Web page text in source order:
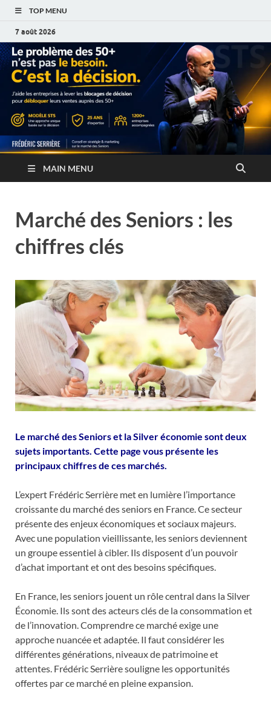
TOP MENU
7 août 2026
MAIN MENU
Marché des Seniors : les
chiffres clés
Le marché des Seniors et la Silver économie sont deux
sujets importants. Cette page vous présente les
principaux chiffres de ces marchés.
L’expert Frédéric Serrière met en lumière l’importance
croissante du marché des seniors en France. Ce secteur
présente des enjeux économiques et sociaux majeurs.
Avec une population vieillissante, les seniors deviennent
un groupe essentiel à cibler. Ils disposent d’un pouvoir
d’achat important et ont des besoins spécifiques.
En France, les seniors jouent un rôle central dans la Silver
Économie. Ils sont des acteurs clés de la consommation et
de l’innovation. Comprendre ce marché exige une
approche nuancée et adaptée. Il faut considérer les
différentes générations, niveaux de patrimoine et
attentes. Frédéric Serrière souligne les opportunités
offertes par ce marché en pleine expansion.